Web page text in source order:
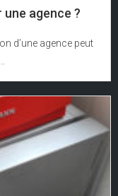
agence ?
d’une agence peut